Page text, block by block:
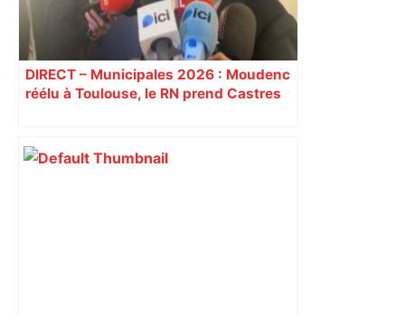
DIRECT – Municipales 2026 : Moudenc
réélu à Toulouse, le RN prend Castres